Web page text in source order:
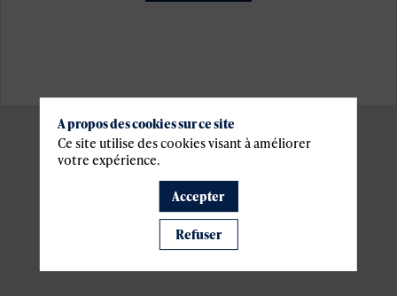
A propos des cookies sur ce site
Ce site utilise des cookies visant à améliorer
votre expérience.
Accepter
Refuser